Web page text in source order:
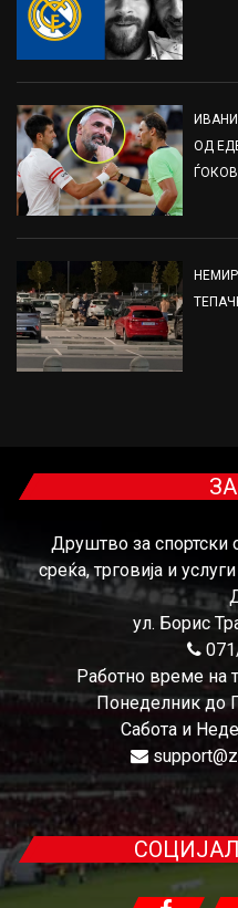
ОД
Друштво за спортски
среќа, трговија и
ул. Борис
Работно време на
Понеделник до
Сабота и